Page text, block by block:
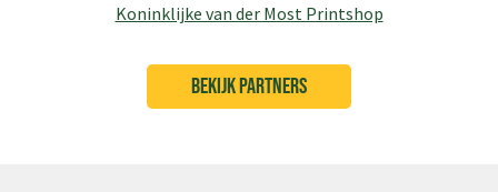
Koninklijke van der Most Printshop
BEKIJK PARTNERS